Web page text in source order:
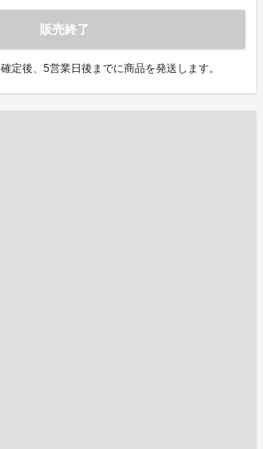
販売終了
定後、5営業日後までに商品を発送します。